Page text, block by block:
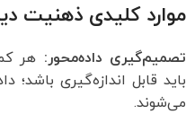
موارد کلیدی ذهنیت
تصمیم‌گیری داده‌محور: هر
باید قابل اندازه‌گیری
می‌شوند.